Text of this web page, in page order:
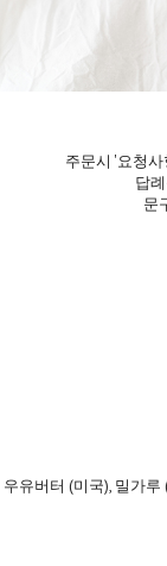
주문시 '요청
답
문
우유버터 (미국), 밀가루